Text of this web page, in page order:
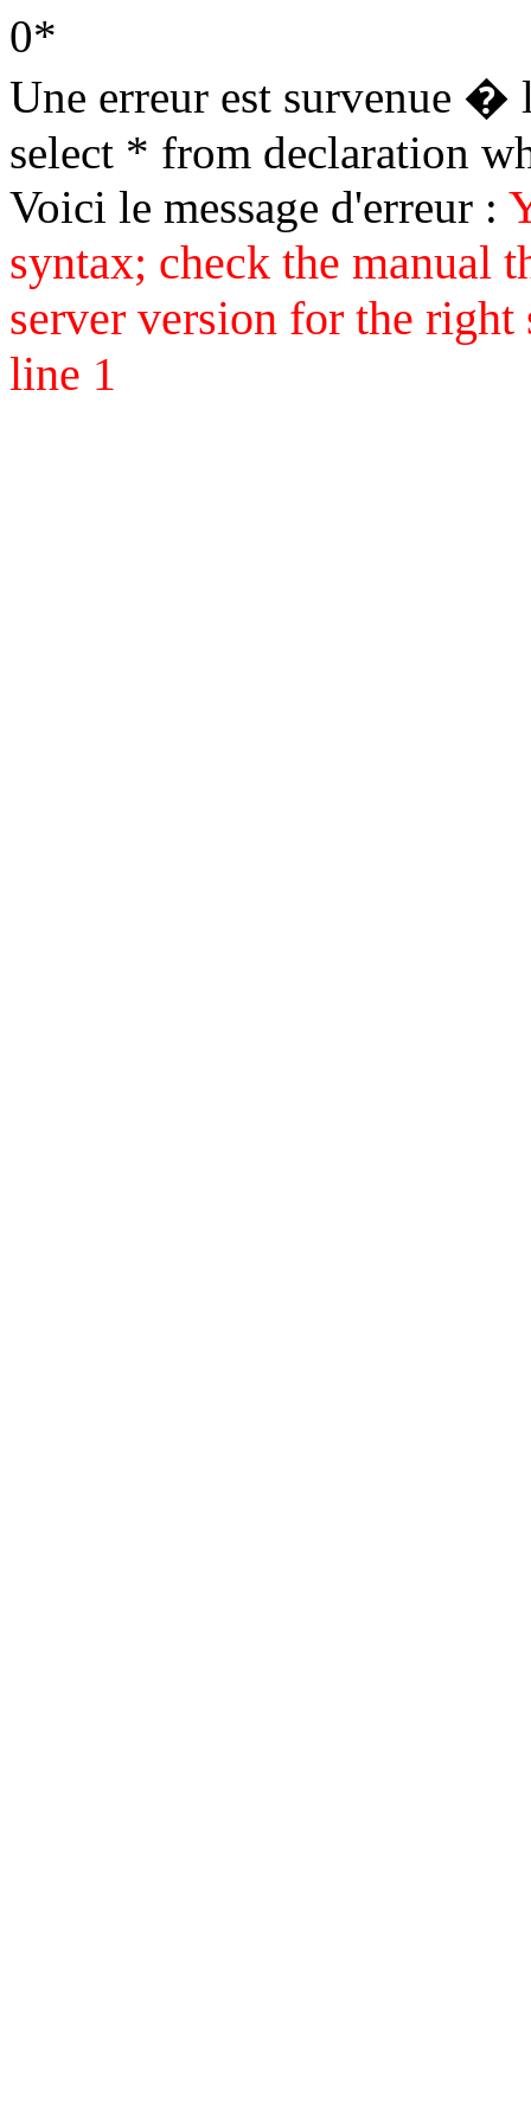
0*
Une erreur est survenue
select * from declaration
Voici le message d'erreur :
syntax; check the manual
server version for the right
line 1